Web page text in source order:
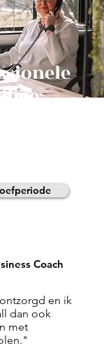
Coach
en ik
dan ook
met